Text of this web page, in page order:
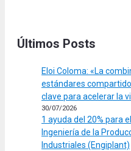
Últimos Posts
Eloi Coloma: «La
estándares
clave para acelerar la
30/07/2026
1 ayuda del 20% para
Ingeniería de la
Industriales (Engiplant)